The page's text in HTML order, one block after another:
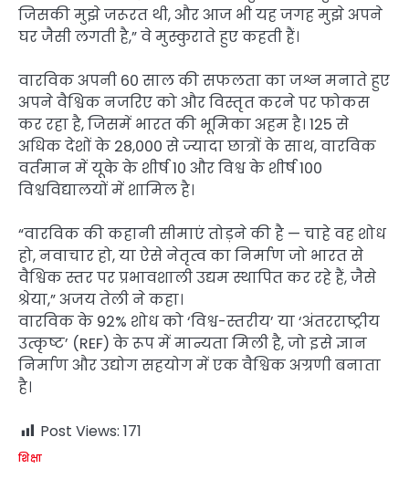
जिसकी मुझे जरूरत थी, और आज भी यह जगह मुझे अपने
घर जैसी लगती है,” वे मुस्कुराते हुए कहती हैं।
वारविक अपनी 60 साल की सफलता का जश्न मनाते हुए
अपने वैश्विक नजरिए को और विस्तृत करने पर फोकस
कर रहा है, जिसमें भारत की भूमिका अहम है। 125 से
अधिक देशों के 28,000 से ज्यादा छात्रों के साथ, वारविक
वर्तमान में यूके के शीर्ष 10 और विश्व के शीर्ष 100
विश्वविद्यालयों में शामिल है।
“वारविक की कहानी सीमाएं तोड़ने की है — चाहे वह शोध
हो, नवाचार हो, या ऐसे नेतृत्व का निर्माण जो भारत से
वैश्विक स्तर पर प्रभावशाली उद्यम स्थापित कर रहे हैं, जैसे
श्रेया,” अजय तेली ने कहा।
वारविक के 92% शोध को ‘विश्व-स्तरीय’ या ‘अंतरराष्ट्रीय
उत्कृष्ट’ (REF) के रूप में मान्यता मिली है, जो इसे ज्ञान
निर्माण और उद्योग सहयोग में एक वैश्विक अग्रणी बनाता
है।
Post Views: 171
शिक्षा